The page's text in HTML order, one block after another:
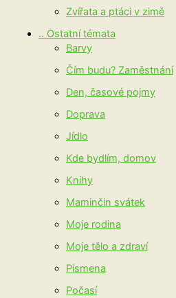
Zvířata a ptáci v zimě
.. Ostatní témata
Barvy
Čím budu? Zaměstnání
Den, časové pojmy
Doprava
Jídlo
Kde bydlím, domov
Knihy
Maminčin svátek
Moje rodina
Moje tělo a zdraví
Písmena
Počasí